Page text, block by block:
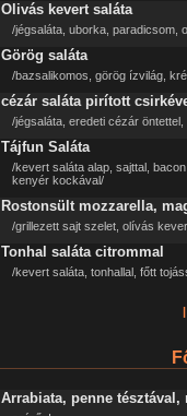
Olivás kevert saláta
/jégsaláta, uborka, paradicsom,
Görög saláta
/bazsalikomos, görög ízvilág,
cézár saláta pirított
/jégsaláta, eredeti cézár
Tájfun Saláta
/kevert saláta alap, sajttal,
kenyér kockával/
Rostonsült mozzarella,
/grillezett sajt szelet, olívás
Tonhal saláta citrommal
/kevert saláta, tonhallal, főtt
Arrabiata, penne tésztával,